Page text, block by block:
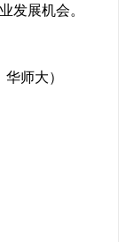
发展机会。
师大）